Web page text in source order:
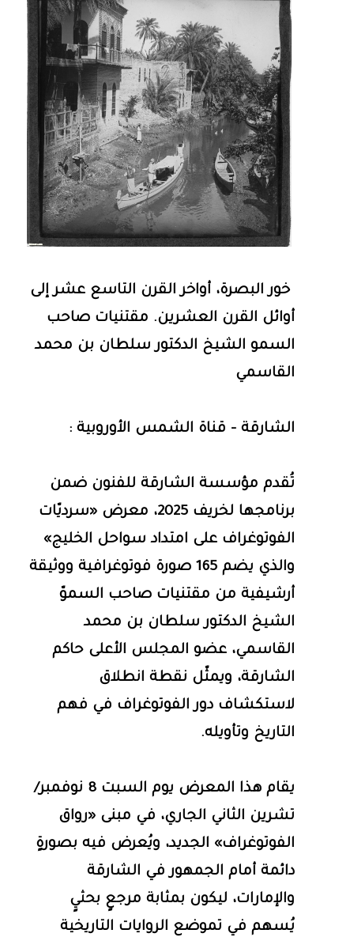
خور البصرة، أواخر القرن التاسع عشر إلى
أوائل القرن العشرين. مقتنيات صاحب
السمو الشيخ الدكتور سلطان بن محمد
القاسمي
الشارقة - قناة الشمس الأوروبية :
تُقدم مؤسسة الشارقة للفنون ضمن
برنامجها لخريف 2025، معرض «سرديّات
الفوتوغراف على امتداد سواحل الخليج»
والذي يضم 165 صورة فوتوغرافية ووثيقة
أرشيفية من مقتنيات صاحب السموّ
الشيخ الدكتور سلطان بن محمد
القاسمي، عضو المجلس الأعلى حاكم
الشارقة، ويمثّل نقطة انطلاق
لاستكشاف دور الفوتوغراف في فهم
التاريخ وتأويله.
يقام هذا المعرض يوم السبت 8 نوفمبر/
تشرين الثاني الجاري، في مبنى «رواق
الفوتوغراف» الجديد، ويُعرض فيه بصورةٍ
دائمة أمام الجمهور في الشارقة
والإمارات، ليكون بمثابة مرجعٍ بحثيٍ
يُسهم في تموضع الروايات التاريخية